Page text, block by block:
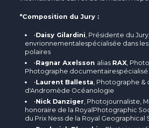
*Composition du Jury :
•Daisy Gilardini, Présidente du
envrionnementalespécialisée dans
polaires
•Ragnar Axelsson alias RAX,
Photographe documentairespécialisé
•Laurent Ballesta, Photographe &
d'Andromède Océanologie
•Nick Danziger, Photojournaliste,
honoraire de la RoyalPhotographic
du Prix Ness de la Royal Geographical